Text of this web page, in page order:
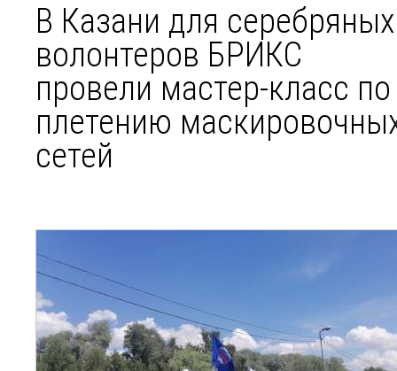
В Казани для серебряных
волонтеров БРИКС
провели мастер-класс по
плетению
сетей